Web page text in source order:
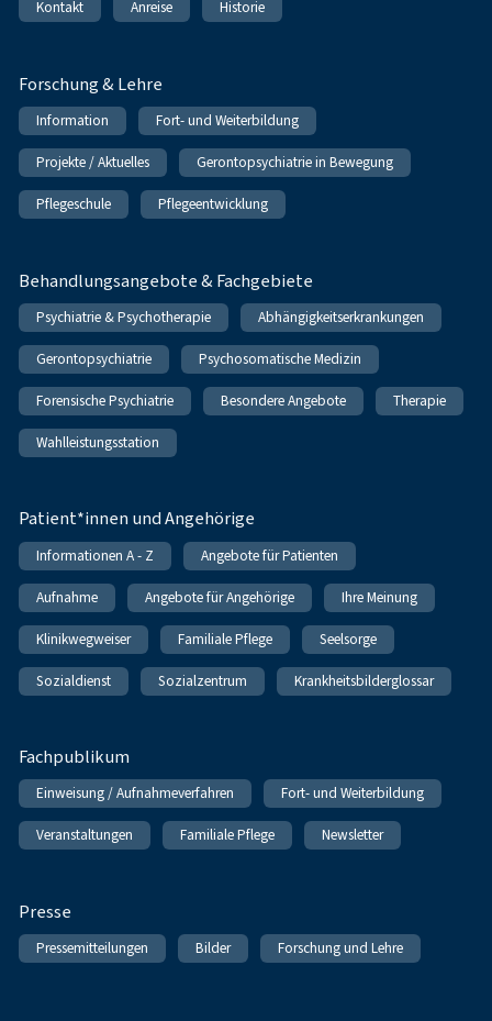
Kontakt Anreise Historie
Forschung & Lehre
Information Fort- und Weiterbildung
Projekte / Aktuelles Gerontopsychiatrie in Bewegung
Pflegeschule Pflegeentwicklung
Behandlungsangebote & Fachgebiete
Psychiatrie & Psychotherapie Abhängigkeitserkrankungen
Gerontopsychiatrie Psychosomatische Medizin
Forensische Psychiatrie Besondere Angebote Therapie
Wahlleistungsstation
Patient*innen und Angehörige
Informationen A - Z Angebote für Patienten
Aufnahme Angebote für Angehörige Ihre Meinung
Klinikwegweiser Familiale Pflege Seelsorge
Sozialdienst Sozialzentrum Krankheitsbilderglossar
Fachpublikum
Einweisung / Aufnahmeverfahren Fort- und Weiterbildung
Veranstaltungen Familiale Pflege Newsletter
Presse
Pressemitteilungen Bilder Forschung und Lehre